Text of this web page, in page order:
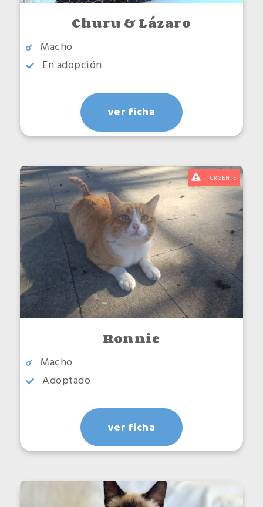
Ordernar por
Orden
Churu & Lázaro
Macho
En adopción
ver ficha
URGENTE
Ronnie
Macho
Adoptado
ver ficha